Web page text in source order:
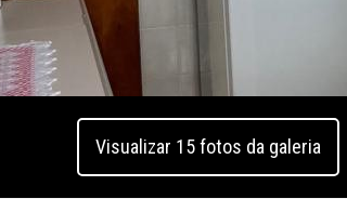
Visualizar 15 fotos da galeria